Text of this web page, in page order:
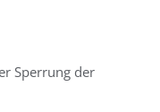
Sperrung der